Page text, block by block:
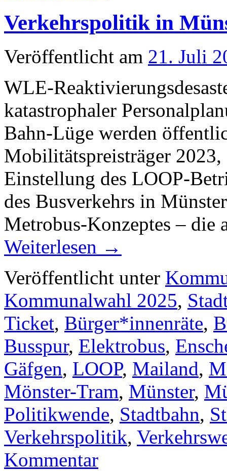
Verkehrspolitik in
Veröffentlicht am 21. Juli
WLE-
katastrophaler
Bahn-Lüge werden
Mobilitätspreisträger
Einstellung des LOOP-
des Busverkehrs in
Metrobus-Konzeptes –
Weiterlesen →
Veröffentlicht unter
Kommunalwahl 2025,
Ticket, Bürger*innenräte,
Busspur, Elektrobus,
Gäfgen, LOOP, Mailand,
Mönster-Tram, Münster,
Politikwende, Stadtbahn,
Verkehrspolitik,
Kommentar